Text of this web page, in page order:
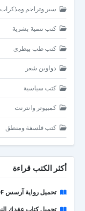
سير وتراجم ومذكرات
كتب تنمية بشرية
كتب طب بيطرى
دواوين شعر
كتب سياسية
كمبيوتر وانترنت
كتب فلسفة ومنطق
أكثر الكتب قراءة
تحميل رواية آرسس PDF أحمد آل حمدان